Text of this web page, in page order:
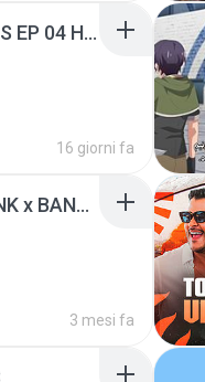
[Witanime.com] TSTJWGCDMS EP 04 HD.mp4
16 giorni fa
KICAU MANIA - NDARBOY GENK x BANDITOZ YAOW 86 (OFFICIAL LYRIC VIDEO) GAS POL NDANGAK
3 mesi fa